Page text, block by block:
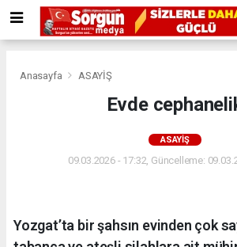
Anasayfa ASAYİŞ
Evde
ASAYİŞ
09.03.2026 - 17:32, Güncelleme:
Yozgat’ta bir şahsın evinden çok